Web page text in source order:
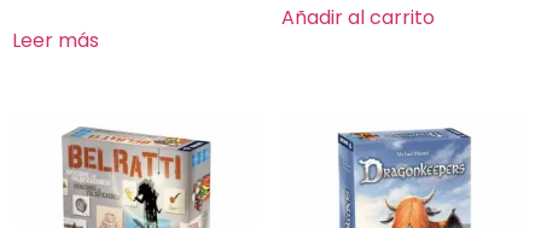
Leer más
Añadir al carrito